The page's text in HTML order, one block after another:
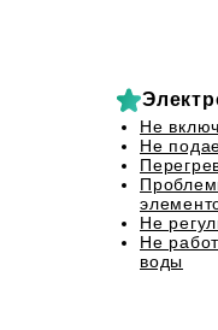
Не
Не
Не
Не
воды